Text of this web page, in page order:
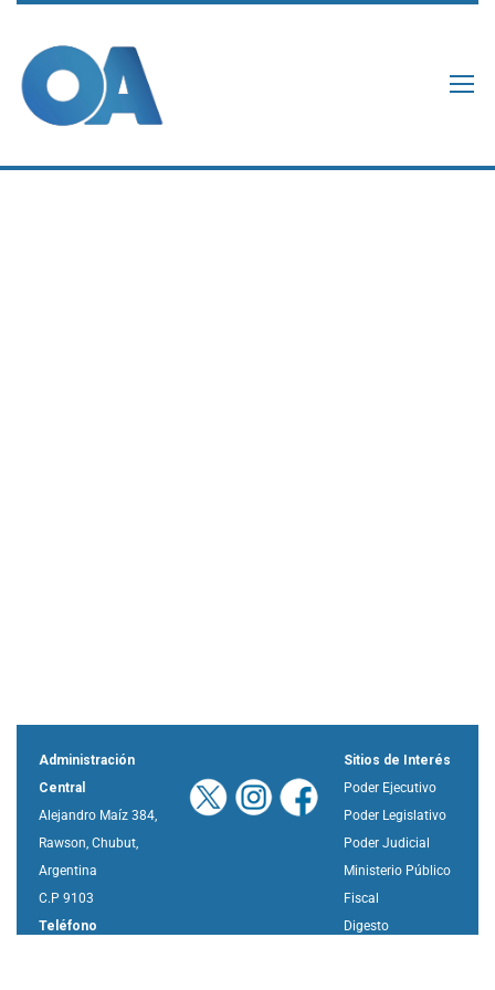
Administración
Central
Alejandro Maíz 384,
Rawson, Chubut,
Argentina
C.P 9103
Teléfono
Sitios de Interés
Poder Ejecutivo
Poder Legislativo
Poder Judicial
Ministerio Público
Fiscal
Digesto